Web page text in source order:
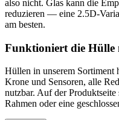
also nicht. Glas kann die
reduzieren — eine 2.5D-
am besten.
Funktioniert die Hülle
Hüllen in unserem Sortiment
Krone und Sensoren, alle
nutzbar. Auf der
Rahmen oder eine